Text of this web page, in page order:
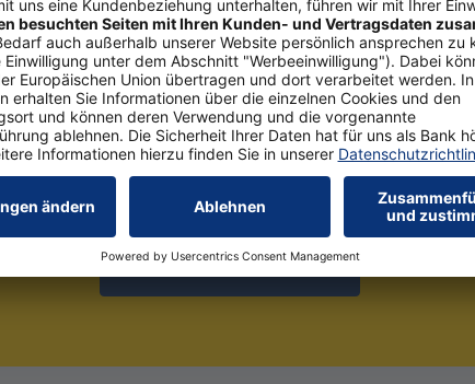
Wir
Berater kontaktieren